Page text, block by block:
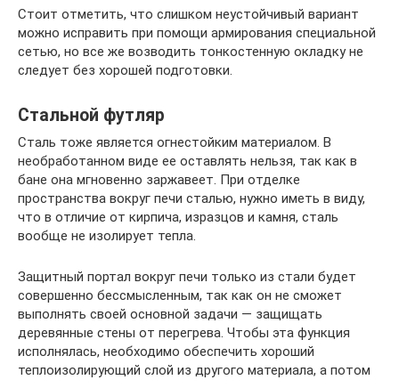
Стоит отметить, что слишком неустойчивый вариант
можно исправить при помощи армирования специальной
сетью, но все же возводить тонкостенную окладку не
следует без хорошей подготовки.
Стальной футляр
Сталь тоже является огнестойким материалом. В
необработанном виде ее оставлять нельзя, так как в
бане она мгновенно заржавеет. При отделке
пространства вокруг печи сталью, нужно иметь в виду,
что в отличие от кирпича, изразцов и камня, сталь
вообще не изолирует тепла.
Защитный портал вокруг печи только из стали будет
совершенно бессмысленным, так как он не сможет
выполнять своей основной задачи — защищать
деревянные стены от перегрева. Чтобы эта функция
исполнялась, необходимо обеспечить хороший
теплоизолирующий слой из другого материала, а потом